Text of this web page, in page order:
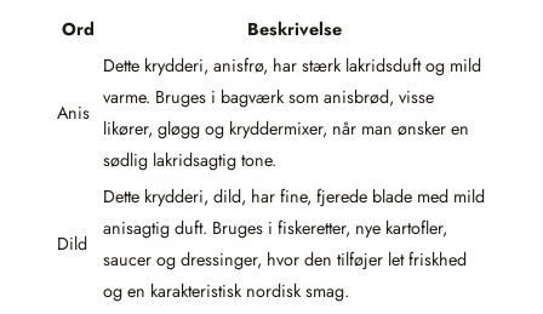
Ord Beskrivelse
Anis
Dette krydderi, anisfrø, har stærk lakridsduft og mild
varme. Bruges i bagværk som anisbrød, visse
likører, gløgg og kryddermixer, når man ønsker en
sødlig lakridsagtig tone.
Dild
Dette krydderi, dild, har fine, fjerede blade med mild
anisagtig duft. Bruges i fiskeretter, nye kartofler,
saucer og dressinger, hvor den tilføjer let friskhed
og en karakteristisk nordisk smag.